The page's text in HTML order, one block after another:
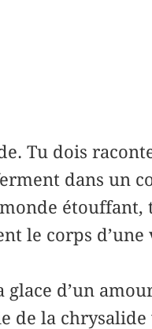
Tu dois
dans un
étouffant,
le corps d’une
d’un
de la